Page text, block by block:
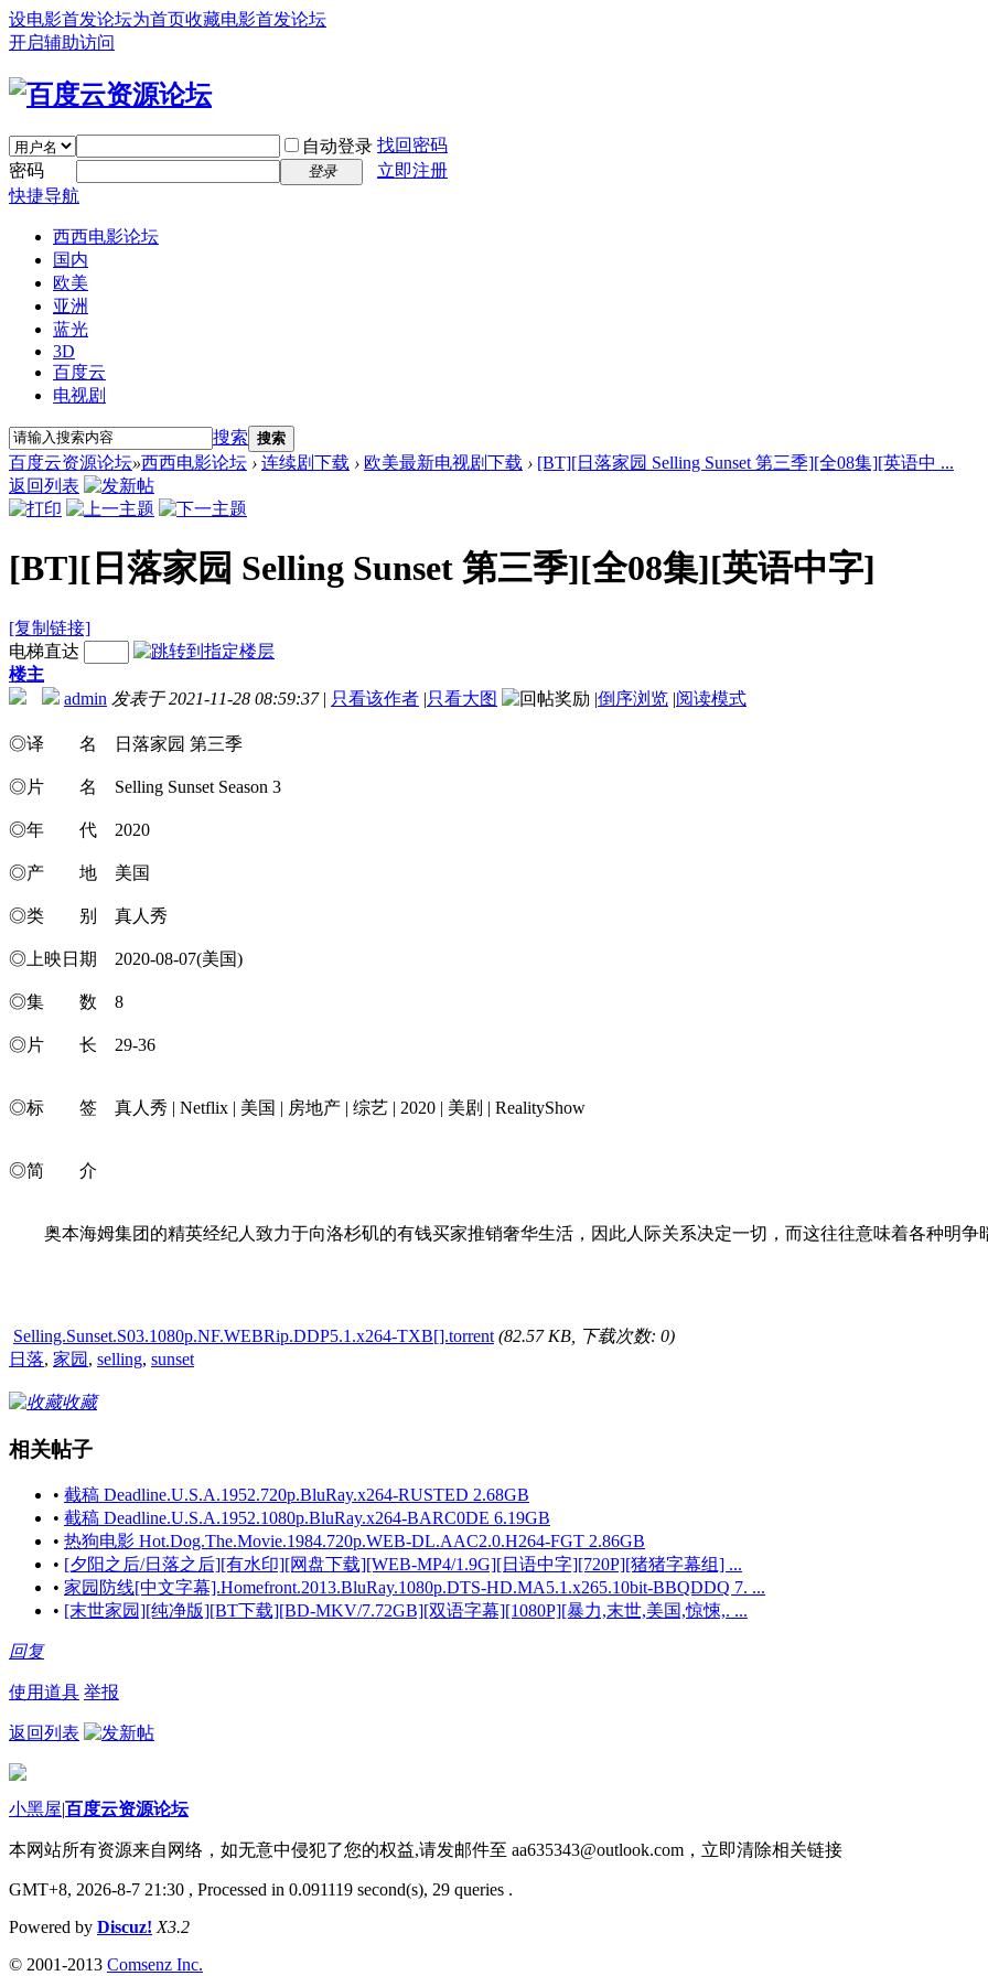
设电影首发论坛为首页收藏电影首发论坛
开启辅助访问
自动登录 找回密码
密码
登录
立即注册
快捷导航
西西电影论坛
国内
欧美
亚洲
蓝光
3D
百度云
电视剧
搜索 搜索
百度云资源论坛»西西电影论坛 › 连续剧下载 › 欧美最新电视剧下载 › [BT][日落家园 Selling Sunset 第三季][全08集][英语中 ...
返回列表
[BT][日落家园 Selling Sunset 第三季][全08集][英语中字]
[复制链接]
电梯直达
楼主
admin 发表于 2021-11-28 08:59:37 | 只看该作者 |只看大图 |倒序浏览 |阅读模式
◎译 名 日落家园 第三季
◎片 名 Selling Sunset Season 3
◎年 代 2020
◎产 地 美国
◎类 别 真人秀
◎上映日期 2020-08-07(美国)
◎集 数 8
◎片 长 29-36
◎标 签 真人秀 | Netflix | 美国 | 房地产 | 综艺 | 2020 | 美剧 | RealityShow
◎简 介
奥本海姆集团的精英经纪人致力于向洛杉矶的有钱买家推销奢华生活，因此人际关系决定一切，而这往往意味着各种明争
Selling.Sunset.S03.1080p.NF.WEBRip.DDP5.1.x264-TXB[].torrent (82.57 KB, 下载次数: 0)
日落, 家园 , selling, sunset
收藏
相关帖子
• 截稿 Deadline.U.S.A.1952.720p.BluRay.x264-RUSTED 2.68GB
• 截稿 Deadline.U.S.A.1952.1080p.BluRay.x264-BARC0DE 6.19GB
• 热狗电影 Hot.Dog.The.Movie.1984.720p.WEB-DL.AAC2.0.H264-FGT 2.86GB
• [夕阳之后/日落之后][有水印][网盘下载][WEB-MP4/1.9G][日语中字][720P][猪猪字幕组] ...
• 家园防线[中文字幕].Homefront.2013.BluRay.1080p.DTS-HD.MA5.1.x265.10bit-BBQDDQ 7. ...
• [末世家园][纯净版][BT下载][BD-MKV/7.72GB][双语字幕][1080P][暴力,末世,美国,惊悚,. ...
回复
使用道具 举报
返回列表
小黑屋|百度云资源论坛
本网站所有资源来自网络，如无意中侵犯了您的权益,请发邮件至 aa635343@outlook.com ，立即清除相关链接
GMT+8, 2026-8-7 21:30 , Processed in 0.091119 second(s), 29 queries .
Powered by Discuz! X3.2
© 2001-2013 Comsenz Inc.